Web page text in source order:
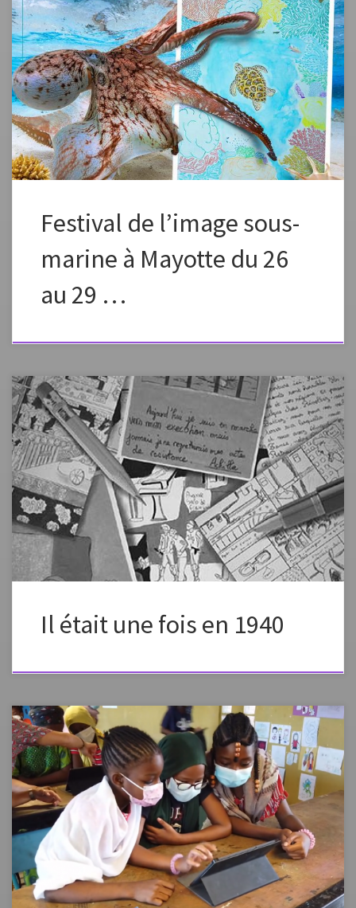
L’Agence Angalia organise la 27ème édition du Festival de l’image
sous-marine de Mayotte dont l’objectif principal est la sensibilisation
du public le plus large possible à la beauté et la richesse de
l’environnement marin, ainsi que la nécessité de sa préservation. Le
festival aura lieu du 26 au 29 mai […]
Festival de l’image sous-
marine à Mayotte du 26
au 29 …
Concours national de la résistance et de la déportation par le collège
Bouéni M’Titi – Labattoir – Mayotte Le projet (Club Arts plastique/
Histoire) au collège de Labattoir, à petite terre, de l’académie de
Mayotte est arrivé 1er Académique au concours national de la
résistance (CRCN).
Il était une fois en 1940
En collaboration avec l’interlocuteur académique au numérique en
Arts Plastiques, Aymeric Thomas, ainsi que sa collègue Marion
Durand, ont mis en place une expérimentation au Collège de
Labattoir sur l’utilisation des tablettes dans le cadre de cours d’arts
plastiques. Retrouvez la vidéo de cette expérimentation en cliquant sur
le lien ci-dessous. https://tube-arts-lettres-sciences-
humaines.apps.education.fr/w/1JrPbPtBG19xkHw3uT6wqL Retrouvez
l’article publié par […]